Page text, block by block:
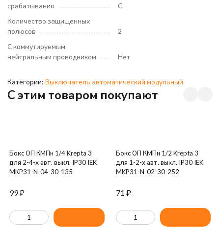
срабатывания
C
Количество защищенных
полюсов
2
С коммутируемым
нейтральным проводником
Нет
Категории: Выключатель автоматический модульный
C этим товаром покупают
Бокс ОП КМПн 1/4 Krepta 3
для 2-4-х авт. выкл. IP30 IEK
MKP31-N-04-30-135
99₽
Бокс ОП КМПн 1/2 Krepta 3
для 1-2-х авт. выкл. IP30 IEK
MKP31-N-02-30-252
71 ₽